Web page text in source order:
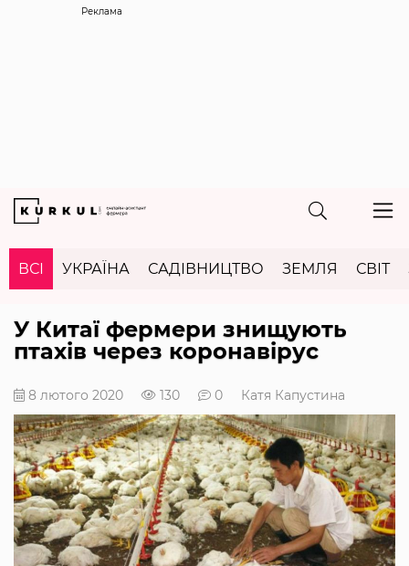
Реклама
ВСІ УКРАЇНА САДІВНИЦТВО ЗЕМЛЯ СВІТ
У Китаї фермери знищують
птахів через коронавірус
8 лютого 2020 130 0 Катя Капустина